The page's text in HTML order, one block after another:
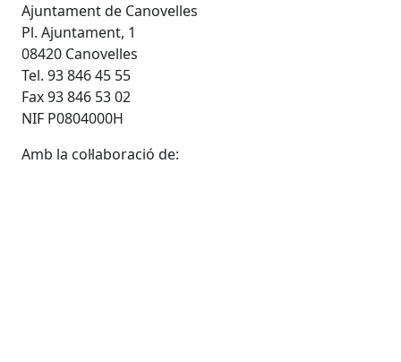
Ajuntament de Canovelles
Pl. Ajuntament, 1
08420 Canovelles
Tel. 93 846 45 55
Fax 93 846 53 02
NIF P0804000H
Amb la col·laboració de: